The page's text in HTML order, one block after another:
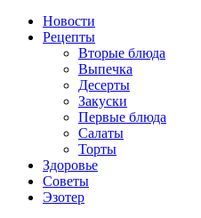
Новости
Рецепты
Вторые блюда
Выпечка
Десерты
Закуски
Первые блюда
Салаты
Торты
Здоровье
Советы
Эзотер